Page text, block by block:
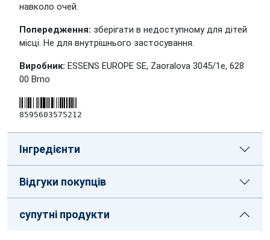
навколо очей.
Попередження: зберігати в недоступному для дітей
місці. Не для внутрішнього застосування.
Виробник: ESSENS EUROPE SE, Zaoralova 3045/1e, 628
00 Brno
8595603575212
Інгредієнти
Відгуки покупців
супутні продукти